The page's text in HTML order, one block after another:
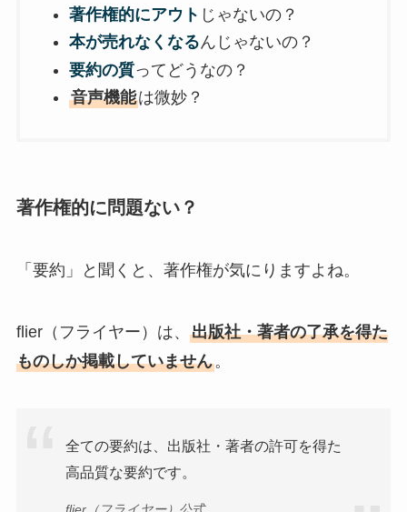
著作権的にアウト じゃないの？
本が売れなくなるんじゃないの？
要約の質ってどうなの？
音声機能は微妙？
著作権的に問題ない？
「要約」と聞くと、著作権が気にりますよね。
flier（フライヤー）は、 出版社・著者の了承を得た
ものしか掲載していません。
全ての要約は、出版社・著者の許可を得た
高品質な要約です。